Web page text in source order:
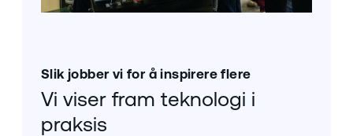
Slik jobber vi for å inspirere flere
Vi viser fram teknologi i
praksis